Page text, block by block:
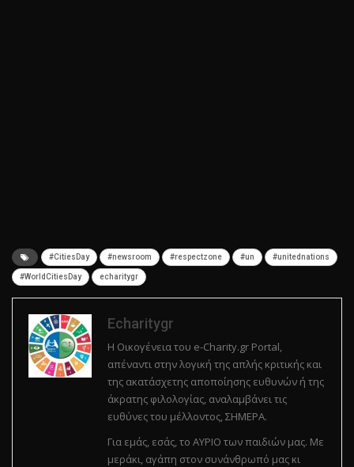
#CitiesDay #newsroom #respectzone #un #unitednations
#WorldCitiesDay echaritygr
Echaritygr
Η Οικογένεια του e-Charity.gr Portal,
απέναντι στην λογική της απλής κριτικής και
της ακατάσχετης αποποίησης ευθυνών ή της
άκρατης φιλολογίας, αναλαμβάνει τις
ευθύνες του μέλλοντος, ΣΗΜΕΡΑ.
Για εμάς, εσάς, το ΑΥΡΙΟ των παιδιών μας. Με
μεράκι, αγάπη στον συνάνθρωπό μας κι